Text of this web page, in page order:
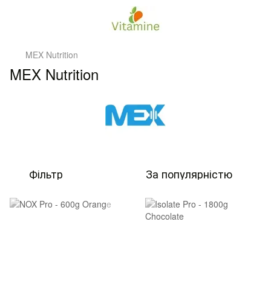
MEX Nutrition
MEX Nutrition
Фільтр За популярністю